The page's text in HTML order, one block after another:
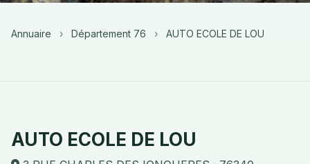
Annuaire › Département 76 › AUTO ECOLE DE LOU
AUTO ECOLE DE LOU